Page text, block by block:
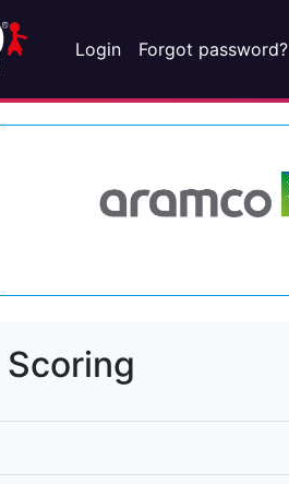
Login Forgot password?